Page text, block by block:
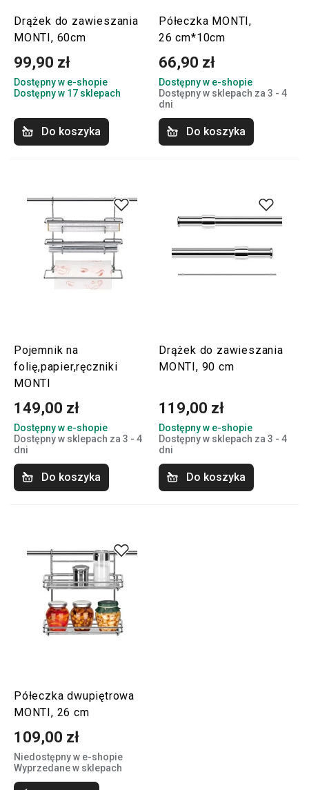
Drążek do zawieszania
MONTI, 60cm
99,90 zł
Dostępny w e-shopie
Dostępny w 17 sklepach
Do koszyka
Półeczka MONTI,
26 cm*10cm
66,90 zł
Dostępny w e-shopie
Dostępny w sklepach za 3 - 4
dni
Do koszyka
Pojemnik na
folię,papier,ręczniki
MONTI
149,00 zł
Dostępny w e-shopie
Dostępny w sklepach za 3 - 4
dni
Do koszyka
Drążek do zawieszania
MONTI, 90 cm
119,00 zł
Dostępny w e-shopie
Dostępny w sklepach za 3 - 4
dni
Do koszyka
Półeczka dwupiętrowa
MONTI, 26 cm
109,00 zł
Niedostępny w e-shopie
Wyprzedane w sklepach